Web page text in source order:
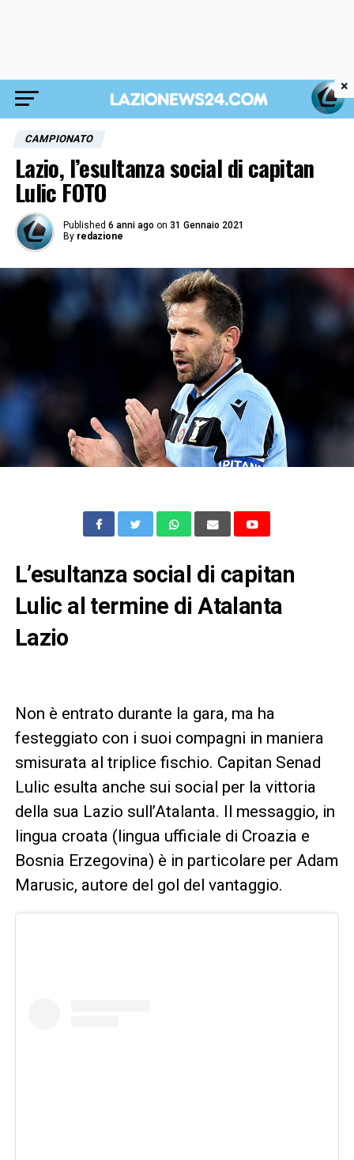
CAMPIONATO
Lazio, l’esultanza social di capitan
Lulic FOTO
Published 6 anni ago on 31 Gennaio 2021
By redazione
L’esultanza social di capitan
Lulic al termine di Atalanta
Lazio
Non è entrato durante la gara, ma ha
festeggiato con i suoi compagni in maniera
smisurata al triplice fischio. Capitan Senad
Lulic esulta anche sui social per la vittoria
della sua Lazio sull’Atalanta. Il messaggio, in
lingua croata (lingua ufficiale di Croazia e
Bosnia Erzegovina) è in particolare per Adam
Marusic, autore del gol del vantaggio.
×